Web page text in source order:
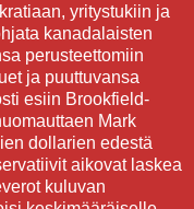
yritystukiin ja
kanadalaisten
perusteettomiin
ja puuttuvansa
esiin Brookfield-
Mark
dollarien edestä
aikovat laskea
kuluvan